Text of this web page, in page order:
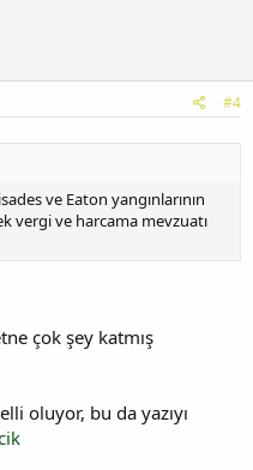
#4
ve Eaton yangınlarının
vergi ve harcama mevzuatı
çok şey katmış
oluyor, bu da yazıyı